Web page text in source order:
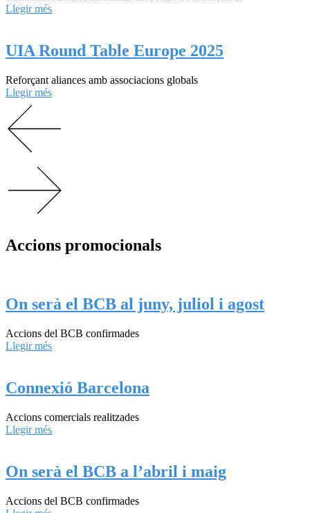
Llegir més
UIA Round Table Europe 2025
Reforçant aliances amb associacions globals
Llegir més
Accions promocionals​
On serà el BCB al juny, juliol i agost
Accions del BCB confirmades
Llegir més
Connexió Barcelona
Accions comercials realitzades
Llegir més
On serà el BCB a l’abril i maig
Accions del BCB confirmades